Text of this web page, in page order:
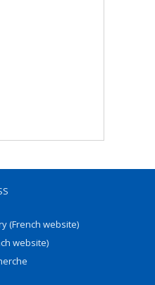
(French website)
website)